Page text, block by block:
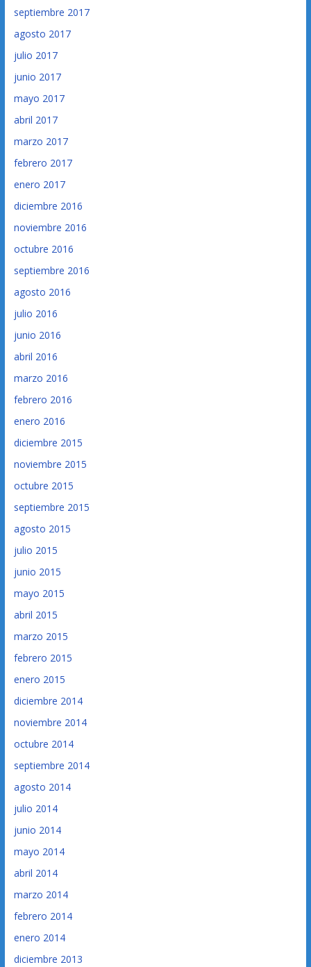
septiembre 2017
agosto 2017
julio 2017
junio 2017
mayo 2017
abril 2017
marzo 2017
febrero 2017
enero 2017
diciembre 2016
noviembre 2016
octubre 2016
septiembre 2016
agosto 2016
julio 2016
junio 2016
abril 2016
marzo 2016
febrero 2016
enero 2016
diciembre 2015
noviembre 2015
octubre 2015
septiembre 2015
agosto 2015
julio 2015
junio 2015
mayo 2015
abril 2015
marzo 2015
febrero 2015
enero 2015
diciembre 2014
noviembre 2014
octubre 2014
septiembre 2014
agosto 2014
julio 2014
junio 2014
mayo 2014
abril 2014
marzo 2014
febrero 2014
enero 2014
diciembre 2013